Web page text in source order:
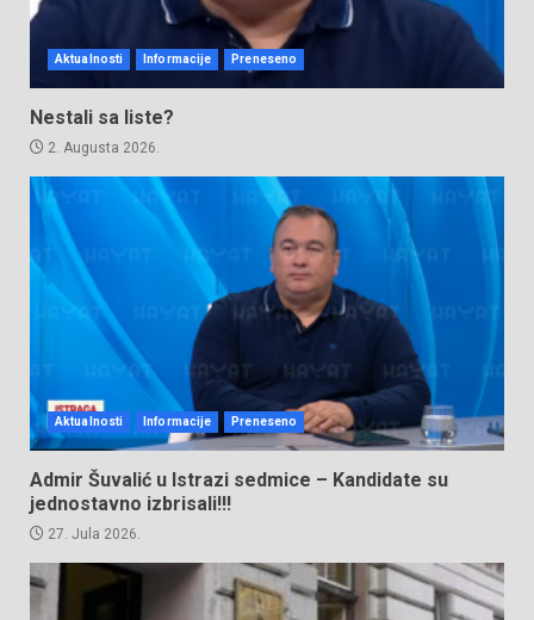
Aktualnosti Informacije Preneseno
Nestali sa liste?
2. Augusta 2026.
Aktualnosti Informacije Preneseno
Admir Šuvalić u Istrazi sedmice – Kandidate su
jednostavno izbrisali!!!
27. Jula 2026.